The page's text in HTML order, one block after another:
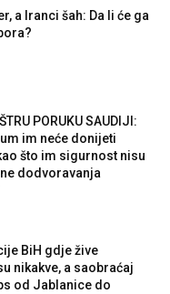
a Iranci šah: Da li će ga
PORUKU SAUDIJI:
im neće donijeti
što im sigurnost nisu
dodvoravanja
BiH gdje žive
nikakve, a saobraćaj
od Jablanice do